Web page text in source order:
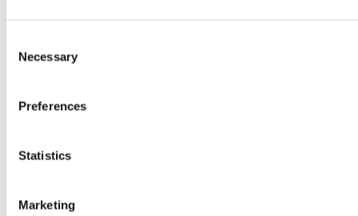
Selection
Necessary
Preferences
Statistics
Marketing